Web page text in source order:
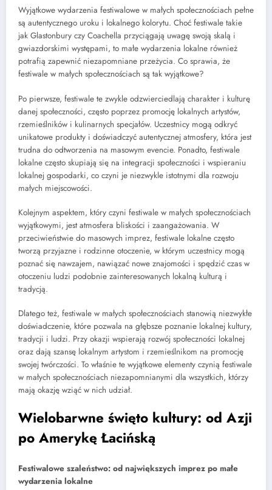
Wyjątkowe wydarzenia festiwalowe w małych społecznościach pełne
są autentycznego uroku i lokalnego kolorytu. Choć festiwale takie
jak Glastonbury czy Coachella przyciągają uwagę swoją skalą i
gwiazdorskimi występami, to małe wydarzenia lokalne również
potrafią zapewnić niezapomniane przeżycia. Co sprawia, że
festiwale w małych społecznościach są tak wyjątkowe?
Po pierwsze, festiwale te zwykle odzwierciedlają charakter i kulturę
danej społeczności, często poprzez promocję lokalnych artystów,
rzemieślników i kulinarnych specjałów. Uczestnicy mogą odkryć
unikatowe produkty i doświadczyć autentycznej atmosfery, która jest
trudna do odtworzenia na masowym evencie. Ponadto, festiwale
lokalne często skupiają się na integracji społeczności i wspieraniu
lokalnej gospodarki, co czyni je niezwykle istotnymi dla rozwoju
małych miejscowości.
Kolejnym aspektem, który czyni festiwale w małych społecznościach
wyjątkowymi, jest atmosfera bliskości i zaangażowania. W
przeciwieństwie do masowych imprez, festiwale lokalne często
tworzą przyjazne i rodzinne otoczenie, w którym uczestnicy mogą
poznać się nawzajem, nawiązać nowe znajomości i spędzić czas w
otoczeniu ludzi podobnie zainteresowanych lokalną kulturą i
tradycją.
Dlatego też, festiwale w małych społecznościach stanowią niezwykłe
doświadczenie, które pozwala na głębsze poznanie lokalnej kultury,
tradycji i ludzi. Przy okazji wspierają rozwój społeczności lokalnej
oraz dają szansę lokalnym artystom i rzemieślnikom na promocję
swojej twórczości. To właśnie te wyjątkowe elementy czynią festiwale
w małych społecznościach niezapomnianymi dla wszystkich, którzy
mają okazję wziąć w nich udział.
Wielobarwne święto kultury: od Azji
po Amerykę Łacińską
Festiwalowe szaleństwo: od największych imprez po małe
wydarzenia lokalne